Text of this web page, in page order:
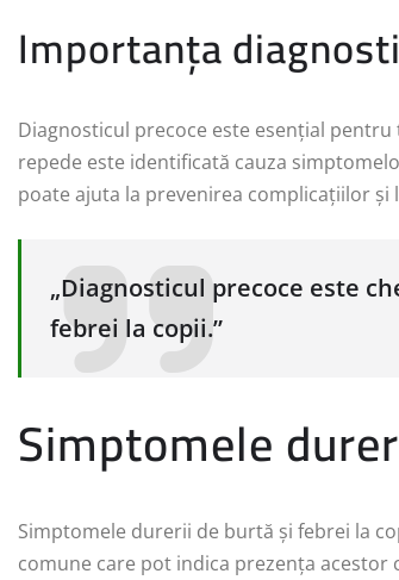
Importanța
Diagnosticul precoce este esențial
repede este identificată cauza
poate ajuta la prevenirea complicațiilor
„Diagnosticul precoce este
febrei la copii.”
Simptomele
Simptomele durerii de burtă și febrei la
comune care pot indica prezența